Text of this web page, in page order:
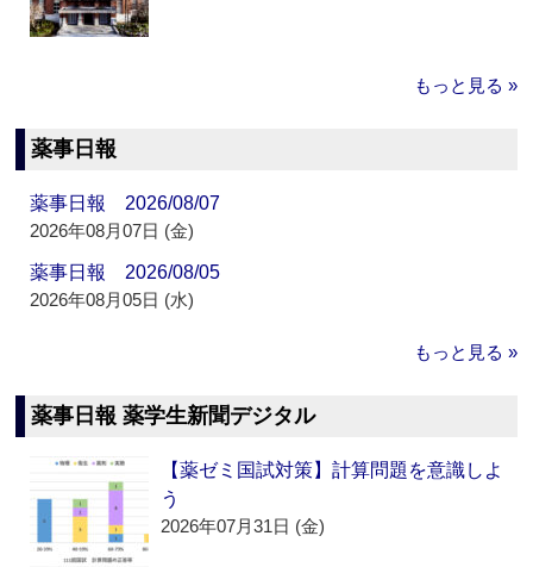
もっと見る »
薬事日報
薬事日報 2026/08/07
2026年08月07日 (金)
薬事日報 2026/08/05
2026年08月05日 (水)
もっと見る »
薬事日報 薬学生新聞デジタル
【薬ゼミ国試対策】計算問題を意識しよ
う
2026年07月31日 (金)